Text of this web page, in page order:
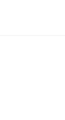
Quận Hai
Đống